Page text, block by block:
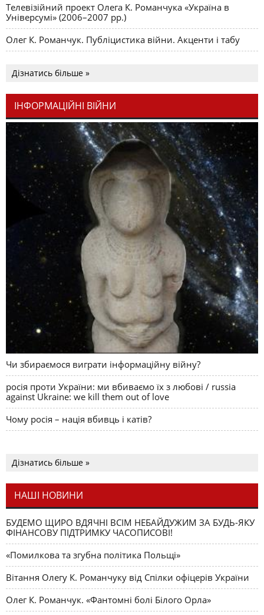
Телевізійний проект Олега К. Романчука «Україна в
Універсумі» (2006–2007 рр.)
Олег К. Романчук. Публіцистика війни. Акценти і табу
Дізнатись більше »
ІНФОРМАЦІЙНІ ВІЙНИ
Чи збираємося виграти інформаційну війну?
росія проти України: ми вбиваємо їх з любові / russia
against Ukraine: we kill them out of love
Чому росія – нація вбивць і катів?
Дізнатись більше »
НАШІ НОВИНИ
БУДЕМО ЩИРО ВДЯЧНІ ВСІМ НЕБАЙДУЖИМ ЗА БУДЬ-ЯКУ
ФІНАНСОВУ ПІДТРИМКУ ЧАСОПИСОВІ!
«Помилкова та згубна політика Польщі»
Вітання Олегу К. Романчуку від Спілки офіцерів України
Олег К. Романчук. «Фантомні болі Білого Орла»